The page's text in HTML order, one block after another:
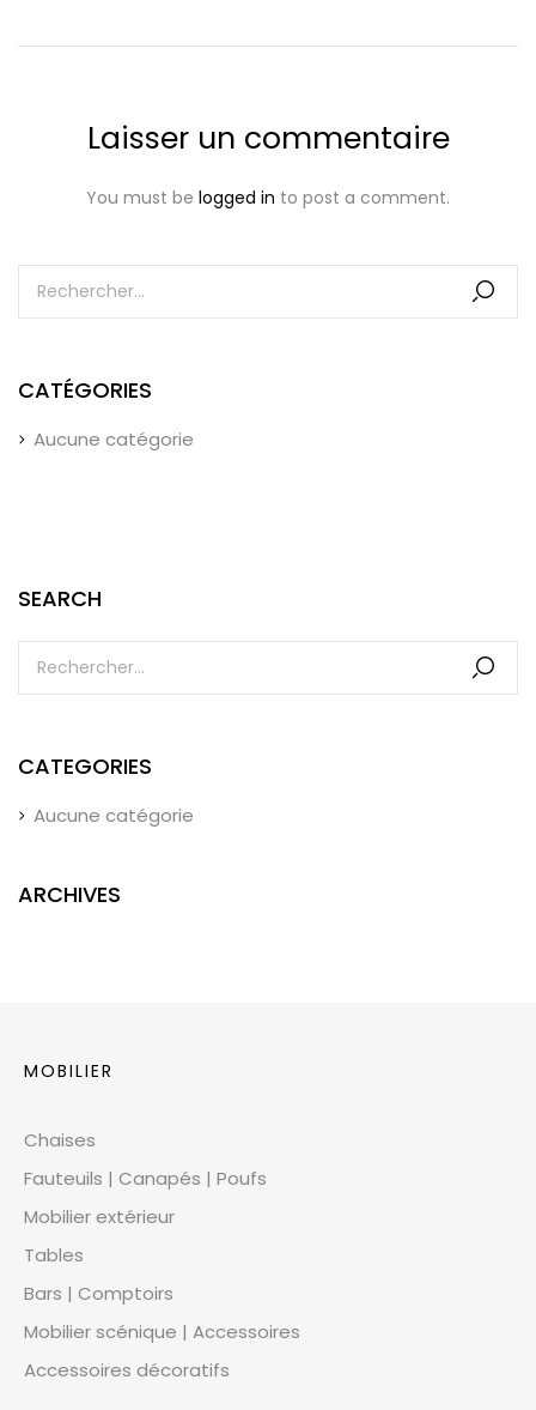
CATÉGORIES
Aucune catégorie
SEARCH
CATEGORIES
Aucune catégorie
ARCHIVES
Laisser un commentaire
You must be logged in to post a comment.
MOBILIER
Chaises
Fauteuils | Canapés | Poufs
Mobilier extérieur
Tables
Bars | Comptoirs
Mobilier scénique | Accessoires
Accessoires décoratifs